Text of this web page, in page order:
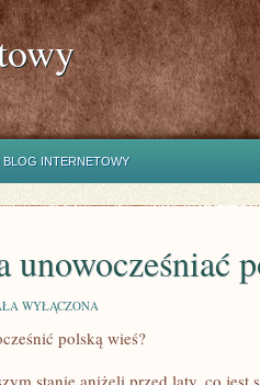
BLOG INTERNETOWY
unowocześniać
WYŁĄCZONA
polską wieś?
stanie aniżeli przed laty, co jest